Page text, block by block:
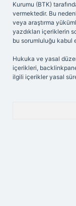
Kurumu (BTK)
vermektedir. Bu
veya araştırma
yazdıkları içeriklerin
bu sorumluluğu kabul
Hukuka ve yasal
içerikleri,
ilgili içerikler yasal